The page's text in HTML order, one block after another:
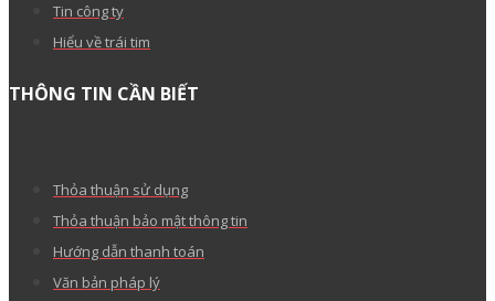
Tin công ty
Hiểu về trái tim
THÔNG TIN CẦN BIẾT
Thỏa thuận sử dụng
Thỏa thuận bảo mật thông tin
Hướng dẫn thanh toán
Văn bản pháp lý